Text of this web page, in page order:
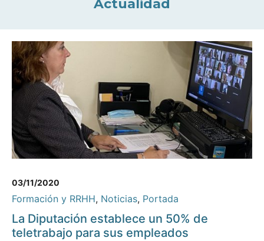
Actualidad
03/11/2020
Formación y RRHH, Noticias, Portada
La Diputación establece un 50% de
teletrabajo para sus empleados